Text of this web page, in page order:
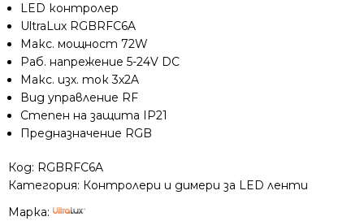
ленти
72W
5-
24V
DC
3x2А
LED контролер
UltraLux RGBRFC6A
Макс. мощност 72W
Раб. напрежение 5-24V DC
Макс. изх. ток 3х2A
Вид управление RF
Степен на защита IP21
Предназначение RGB
Код: RGBRFC6A
Категория: Контролери и димери за LED ленти
Марка: